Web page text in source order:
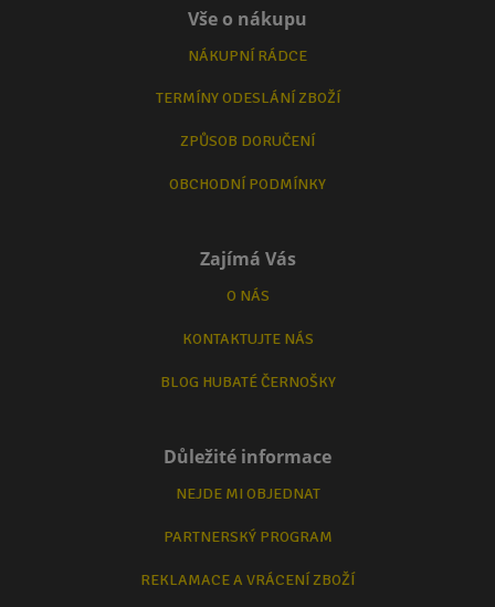
Vše o nákupu
NÁKUPNÍ RÁDCE
TERMÍNY ODESLÁNÍ ZBOŽÍ
ZPŮSOB DORUČENÍ
OBCHODNÍ PODMÍNKY
Zajímá Vás
O NÁS
KONTAKTUJTE NÁS
BLOG HUBATÉ ČERNOŠKY
Důležité informace
NEJDE MI OBJEDNAT
PARTNERSKÝ PROGRAM
REKLAMACE A VRÁCENÍ ZBOŽÍ